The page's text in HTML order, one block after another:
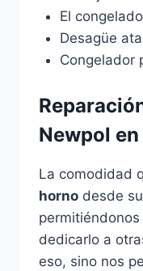
El
Desagüe
Congelador
Newpol
La comodidad
horno desde
dedicarlo a
eso, sino nos